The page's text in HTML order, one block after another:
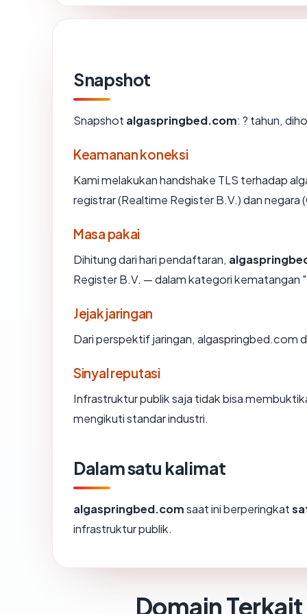
Snapshot
Snapshot algaspringbed.com: ? tahun,
Keamanan koneksi
Kami melakukan handshake TLS terhadap
registrar (Realtime Register B.V.) dan negara
Masa pakai
Dihitung dari hari pendaftaran,
Register B.V. — dalam kategori kematangan
Jejak jaringan
Dari perspektif jaringan, algaspringbed.com
Sinyal reputasi
Infrastruktur publik saja tidak bisa
mengikuti standar industri.
Dalam satu kalimat
algaspringbed.comsaat ini berperingkat
infrastruktur publik.
Domain Terkait